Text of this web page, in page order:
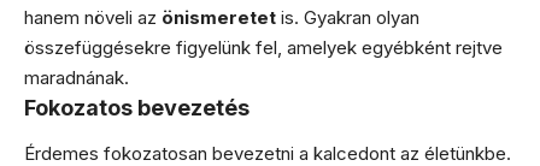
hanem növeli az önismeretet is. Gyakran olyan
összefüggésekre figyelünk fel, amelyek egyébként rejtve
maradnának.
Fokozatos bevezetés
Érdemes fokozatosan bevezetni a kalcedont az életünkbe.